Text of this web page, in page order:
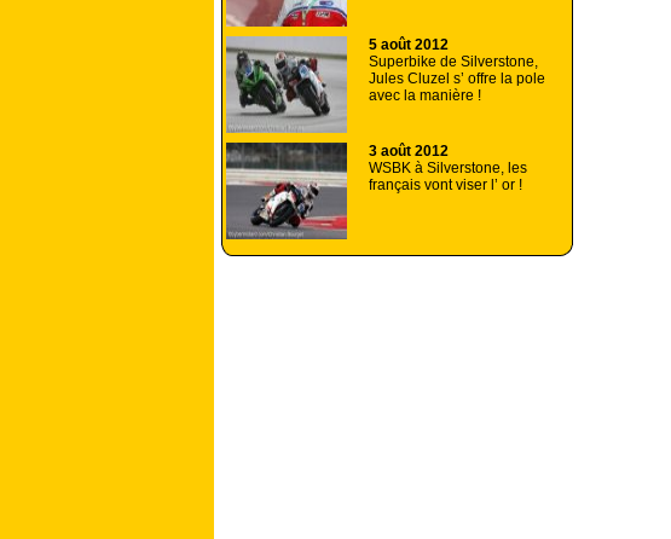
5 août 2012
Superbike de Silverstone,
Jules Cluzel s’ offre la pole
avec la manière !
3 août 2012
WSBK à Silverstone, les
français vont viser l’ or !